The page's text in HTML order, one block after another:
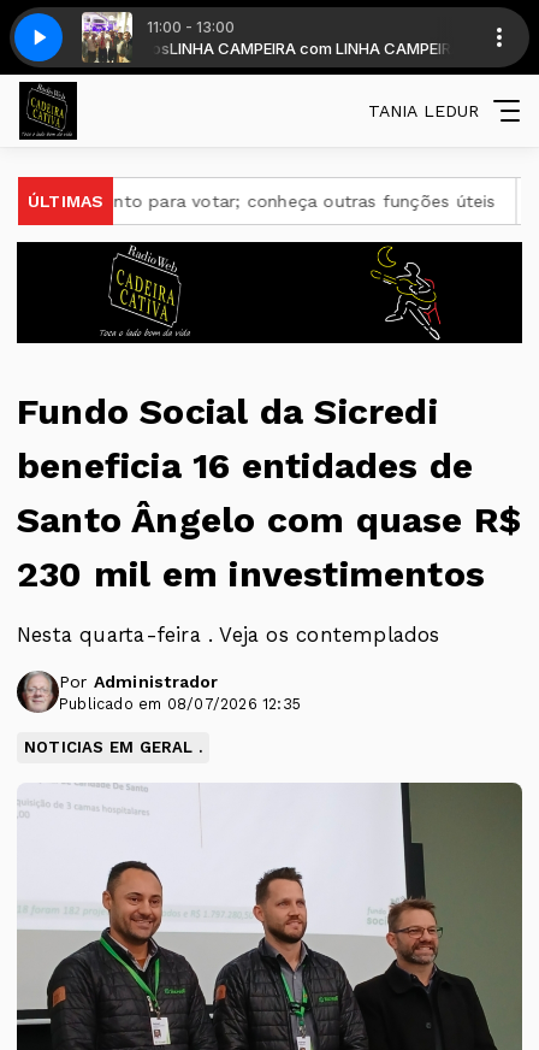
11:00 - 13:00
os domingosLINHA CAMPEIRA com LINHA CAMPEIRA - Todos os
09082026 Linha-Campeira-570-Bloco1-09082026
TANIA LEDUR
ÚLTIMAS
para votar; conheça outras funções úteis AGU quer
Fundo Social da Sicredi
beneficia 16 entidades de
Santo Ângelo com quase R$
230 mil em investimentos
Nesta quarta-feira . Veja os contemplados
Por Administrador
Publicado em 08/07/2026 12:35
NOTICIAS EM GERAL .